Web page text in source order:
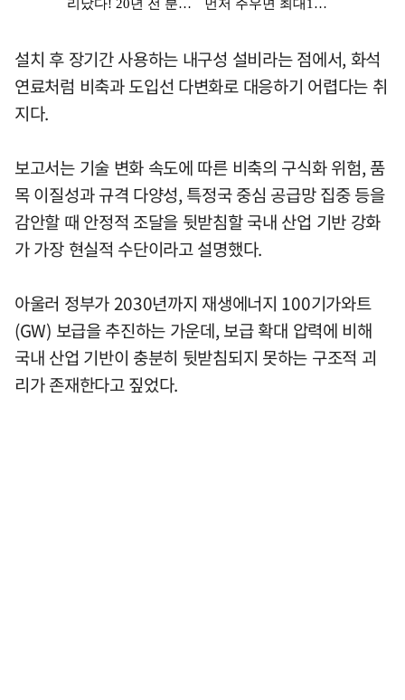
설치 후 장기간 사용하는 내구성 설비라는 점에서, 화석
연료처럼 비축과 도입선 다변화로 대응하기 어렵다는 취
지다.
보고서는 기술 변화 속도에 따른 비축의 구식화 위험, 품
목 이질성과 규격 다양성, 특정국 중심 공급망 집중 등을
감안할 때 안정적 조달을 뒷받침할 국내 산업 기반 강화
가 가장 현실적 수단이라고 설명했다.
아울러 정부가 2030년까지 재생에너지 100기가와트
(GW) 보급을 추진하는 가운데, 보급 확대 압력에 비해
국내 산업 기반이 충분히 뒷받침되지 못하는 구조적 괴
리가 존재한다고 짚었다.